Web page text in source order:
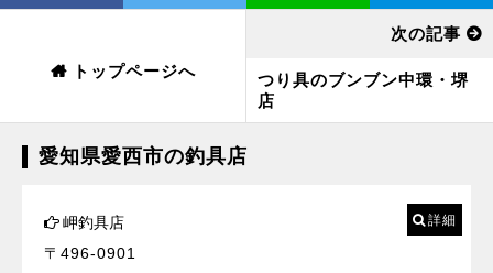
トップページへ
次の記事
つり具のブンブン中環・堺
店
愛知県愛西市の釣具店
岬釣具店
〒496-0901
詳細